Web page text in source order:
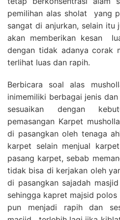
pemilihan alas sholat yang
sangat di anjurkan, selain itu
akan memberikan kesan
dengan tidak adanya corak
terlihat luas dan rapih.
Berbicara soal alas
inimemiliki berbagai jenis
sesuaikan dengan
pemasangan Karpet
di pasangkan oleh tenaga
karpet selain menjual
pasang karpet, sebab
tidak bisa di kerjakan oleh
di pasangkan sajadah
sehingga kapret majsid
pun menjadi rapih dan